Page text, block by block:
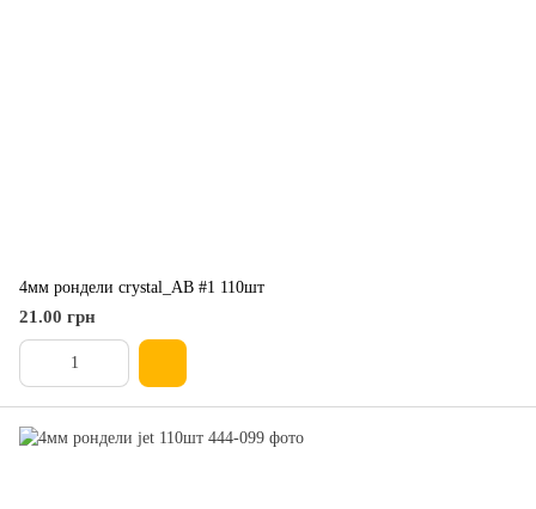
4мм рондели crystal_AB #1 110шт
21.00 грн